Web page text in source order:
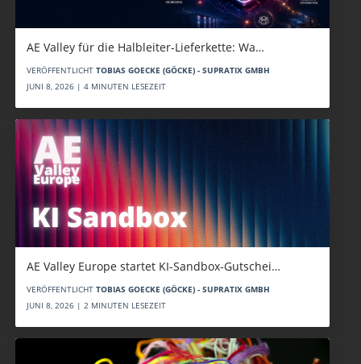
AE Valley für die Halbleiter-Lieferkette: Wa…
VERÖFFENTLICHT TOBIAS GOECKE (GÖCKE) - SUPRATIX GMBH
JUNI 8, 2026 | 4 MINUTEN LESEZEIT
AE Valley Europe startet KI-Sandbox-Gutschei…
VERÖFFENTLICHT TOBIAS GOECKE (GÖCKE) - SUPRATIX GMBH
JUNI 8, 2026 | 2 MINUTEN LESEZEIT